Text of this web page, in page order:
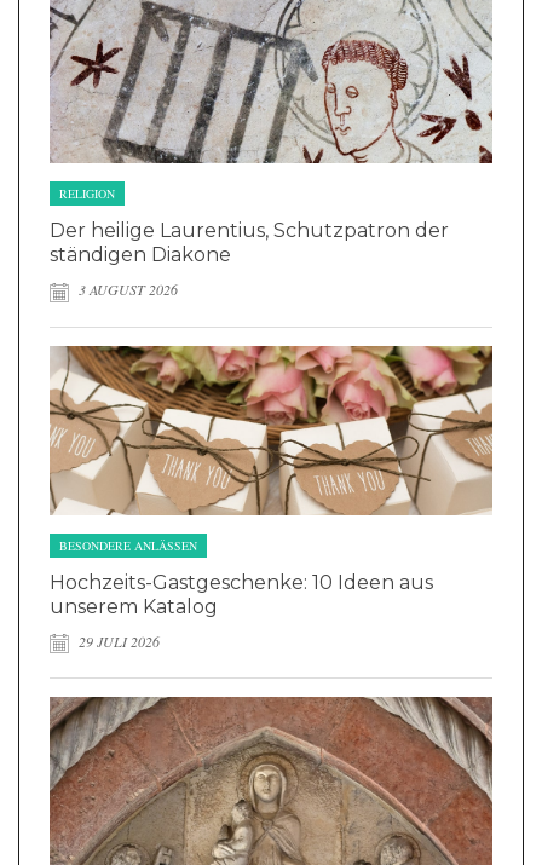
RELIGION
Der heilige Laurentius, Schutzpatron der
ständigen Diakone
3 AUGUST 2026
BESONDERE ANLÄSSEN
Hochzeits-Gastgeschenke: 10 Ideen aus
unserem Katalog
29 JULI 2026